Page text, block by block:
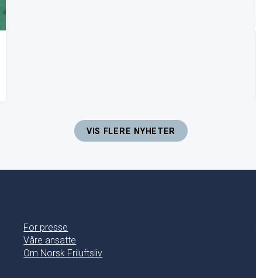
VIS FLERE NYHETER
For presse
Våre ansatte
Om Norsk Friluftsliv